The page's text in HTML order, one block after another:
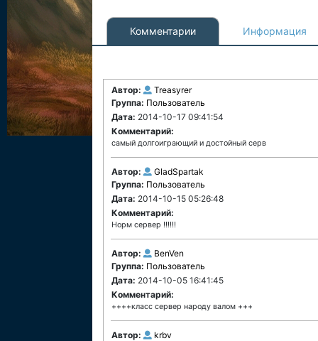
Комментарии Информация
Автор:
Treasyrer
Группа: Пользователь
Дата: 2014-10-17 09:41:54
Комментарий:
самый долгоиграющий и достойный серв
Автор:
GladSpartak
Группа: Пользователь
Дата: 2014-10-15 05:26:48
Комментарий:
Норм сервер !!!!!!
Автор:
BenVen
Группа: Пользователь
Дата: 2014-10-05 16:41:45
Комментарий:
++++класс сервер народу валом +++
Автор:
krbv